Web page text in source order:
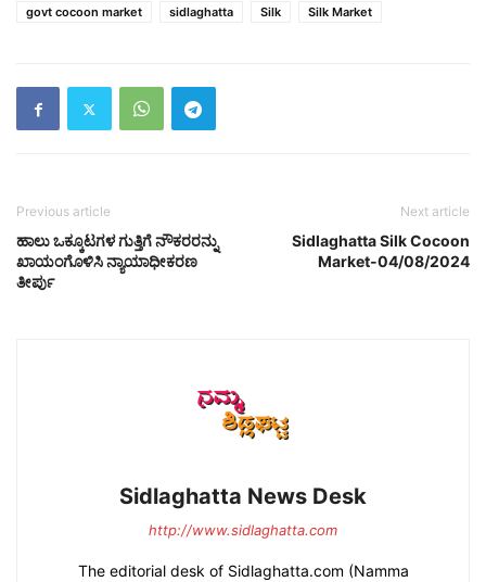
govt cocoon market
sidlaghatta Silk Silk Market
Previous article
ಹಾಲು ಒಕ್ಕೂಟಗಳ ಗುತ್ತಿಗೆ ನೌಕರರನ್ನು
ಖಾಯಂಗೊಳಿಸಿ ನ್ಯಾಯಾಧೀಕರಣ
ತೀರ್ಪು
Next article
Sidlaghatta Silk Cocoon
Market-04/08/2024
Sidlaghatta News Desk
http://www.sidlaghatta.com
The editorial desk of Sidlaghatta.com (Namma